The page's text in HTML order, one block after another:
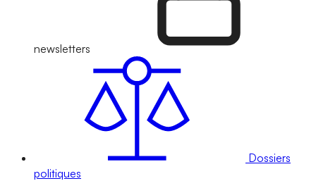
newsletters
Dossiers
politiques